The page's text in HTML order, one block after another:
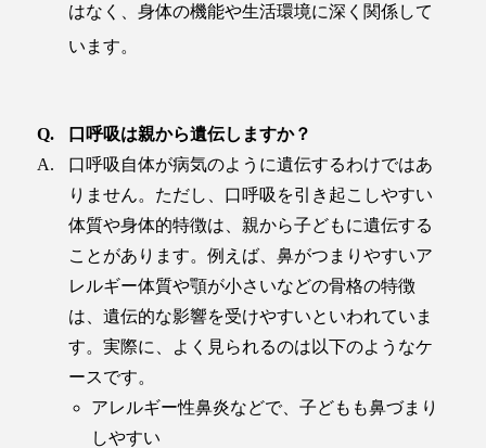
はなく、身体の機能や生活環境に深く関係して
います。
口呼吸は親から遺伝しますか？
口呼吸自体が病気のように遺伝するわけではあ
りません。ただし、口呼吸を引き起こしやすい
体質や身体的特徴は、親から子どもに遺伝する
ことがあります。例えば、鼻がつまりやすいア
レルギー体質や顎が小さいなどの骨格の特徴
は、遺伝的な影響を受けやすいといわれていま
す。実際に、よく見られるのは以下のようなケ
ースです。
アレルギー性鼻炎などで、子どもも鼻づまり
しやすい